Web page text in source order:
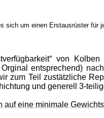
sich um einen Erstausrüster
von
entsprechend)
zum Teil zustätzliche
und generell 3-
eine minimale